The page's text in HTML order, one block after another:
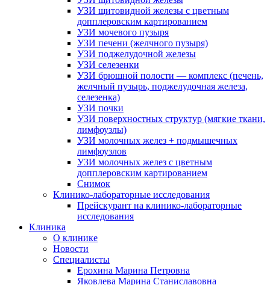
УЗИ щитовидной железы с цветным
допплеровским картированием
УЗИ мочевого пузыря
УЗИ печени (желчного пузыря)
УЗИ поджелудочной железы
УЗИ селезенки
УЗИ брюшной полости — комплекс (печень,
желчный пузырь, поджелудочная железа,
селезенка)
УЗИ почки
УЗИ поверхностных структур (мягкие ткани,
лимфоузлы)
УЗИ молочных желез + подмышечных
лимфоузлов
УЗИ молочных желез с цветным
допплеровским картированием
Снимок
Клинико-лабораторные исследования
Прейскурант на клинико-лабораторные
исследования
Клиника
О клинике
Новости
Специалисты
Ерохина Марина Петровна
Яковлева Марина Станиславовна